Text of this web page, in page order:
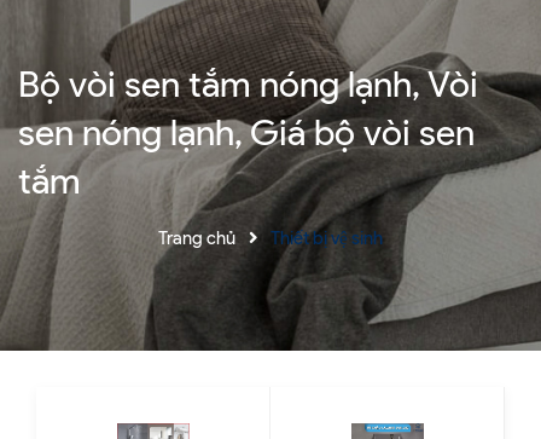
Bộ vòi sen tắm nóng lạnh, Vòi
sen nóng lạnh, Giá bộ vòi sen
tắm
Trang chủ Thiết bị vệ sinh